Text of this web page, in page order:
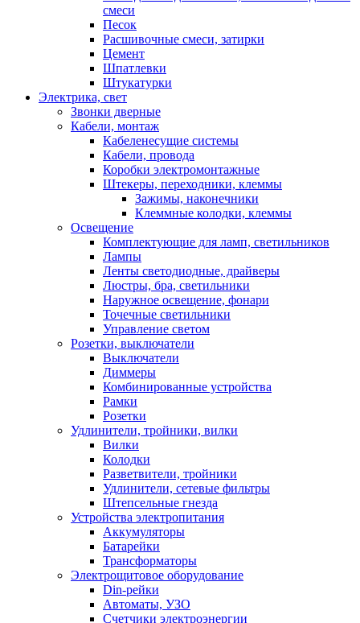
смеси
Песок
Расшивочные смеси, затирки
Цемент
Шпатлевки
Штукатурки
Электрика, свет
Звонки дверные
Кабели, монтаж
Кабеленесущие системы
Кабели, провода
Коробки электромонтажные
Штекеры, переходники, клеммы
Зажимы, наконечники
Клеммные колодки, клеммы
Освещение
Комплектующие для ламп, светильников
Лампы
Ленты светодиодные, драйверы
Люстры, бра, светильники
Наружное освещение, фонари
Точечные светильники
Управление светом
Розетки, выключатели
Выключатели
Диммеры
Комбинированные устройства
Рамки
Розетки
Удлинители, тройники, вилки
Вилки
Колодки
Разветвители, тройники
Удлинители, сетевые фильтры
Штепсельные гнезда
Устройства электропитания
Аккумуляторы
Батарейки
Трансформаторы
Электрощитовое оборудование
Din-рейки
Автоматы, УЗО
Счетчики электроэнергии